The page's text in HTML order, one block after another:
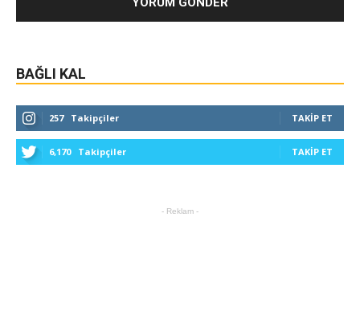
BAĞLI KAL
257 Takipçiler TAKIP ET
6,170 Takipçiler TAKIP ET
- Reklam -